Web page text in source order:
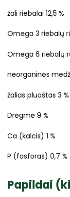
žali riebalai 12,5 %
Omega 3 riebalų
Omega 6 riebalų
neorganinės
žalias pluoštas 3 %
Drėgmė 9 %
Ca (kalcis) 1 %
P (fosforas) 0,7 %
Papildai